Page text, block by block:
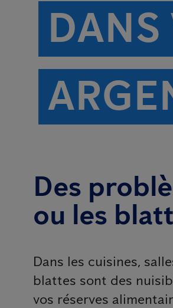
Des
ou les
Dans les cuisines,
blattes sont des
vos réserves